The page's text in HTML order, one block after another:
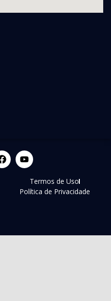
Termos de Uso
Política de Privacidade